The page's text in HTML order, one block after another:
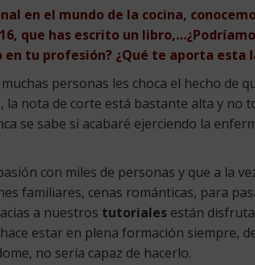
en el mundo de la cocina,
que has escrito un libro,…
tu profesión? ¿Qué te aporta esta
personas les choca el hecho de
nota de corte está bastante alta y no
se sabe si acabaré ejerciendo la
con miles de personas y que a la
familiares, cenas románticas, para
a nuestros tutoriales están
estar en plena formación siempre,
no sería capaz de hacerlo.